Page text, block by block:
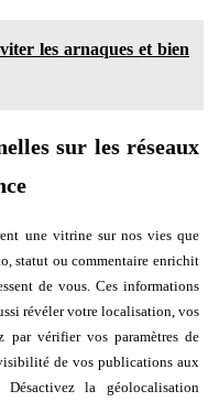
les arnaques et bien
sur les réseaux
une vitrine sur nos vies que
statut ou commentaire enrichit
de vous. Ces informations
révéler votre localisation, vos
par vérifier vos paramètres de
de vos publications aux
la géolocalisation